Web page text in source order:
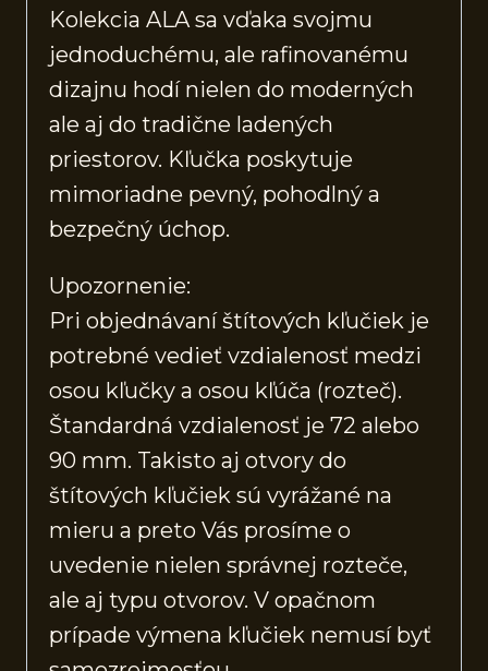
Kolekcia ALA sa vďaka svojmu
jednoduchému, ale rafinovanému
dizajnu hodí nielen do moderných
ale aj do tradične ladených
priestorov. Kľučka poskytuje
mimoriadne pevný, pohodlný a
bezpečný úchop.
Upozornenie:
Pri objednávaní štítových kľučiek je
potrebné vedieť vzdialenosť medzi
osou kľučky a osou kľúča (rozteč).
Štandardná vzdialenosť je 72 alebo
90 mm. Takisto aj otvory do
štítových kľučiek sú vyrážané na
mieru a preto Vás prosíme o
uvedenie nielen správnej rozteče,
ale aj typu otvorov. V opačnom
prípade výmena kľučiek nemusí byť